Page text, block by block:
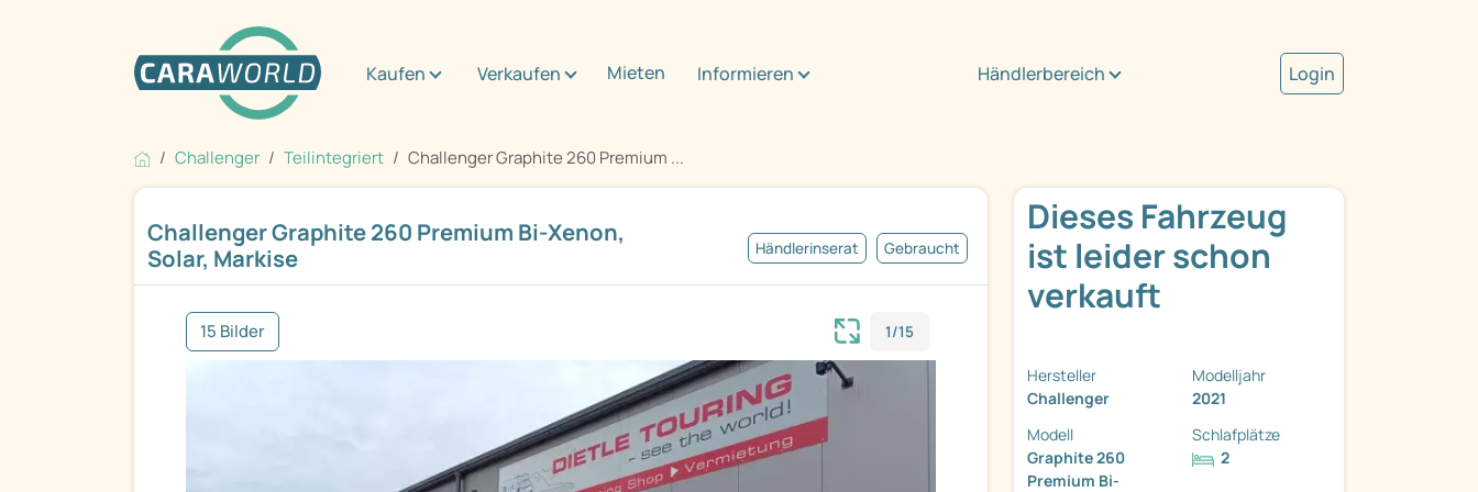
Kaufen Verkaufen Mieten Informieren Händlerbereich Login
Challenger Teilintegriert Challenger Graphite 260 Premium ...
Challenger Graphite 260 Premium Bi-Xenon,
Solar, Markise
Händlerinserat Gebraucht
15 Bilder 1/15
Dieses Fahrzeug
ist leider schon
verkauft
Hersteller
Challenger
Modelljahr
2021
Modell
Graphite 260
Premium Bi-
Schlafplätze
2